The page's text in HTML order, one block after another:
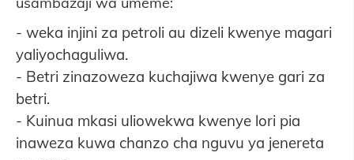
- weka injini za petroli au dizeli kwenye magari
yaliyochaguliwa.
- Betri zinazoweza kuchajiwa kwenye gari za
betri.
- Kuinua mkasi uliowekwa kwenye lori pia
inaweza kuwa chanzo cha nguvu ya jenereta